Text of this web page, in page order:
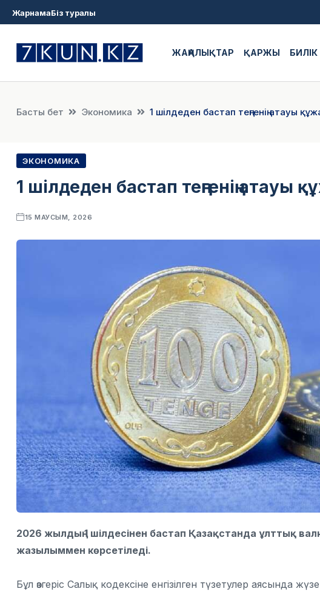
ЖарнамаБіз туралы
ЖАҢАЛЫҚТАР ҚАРЖЫ БИЛІК
Басты бет Экономика 1 шілдеден бастап теңгенің атауы
ЭКОНОМИКА
1 шілдеден бастап теңгенің атауы
15 МАУСЫМ, 2026
2026 жылдың 1 шілдесінен бастап Қазақстанда ұлттық
жазылыммен көрсетіледі.
Бұл өзгеріс Салық кодексіне енгізілген түзетулер аясында